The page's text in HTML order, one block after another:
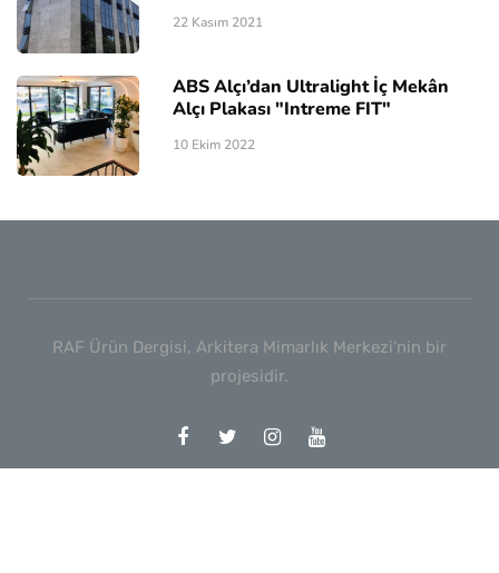
22 Kasım 2021
ABS Alçı’dan Ultralight İç Mekân
Alçı Plakası "Intreme FIT"
10 Ekim 2022
RAF Ürün Dergisi, Arkitera Mimarlık Merkezi'nin bir
projesidir.